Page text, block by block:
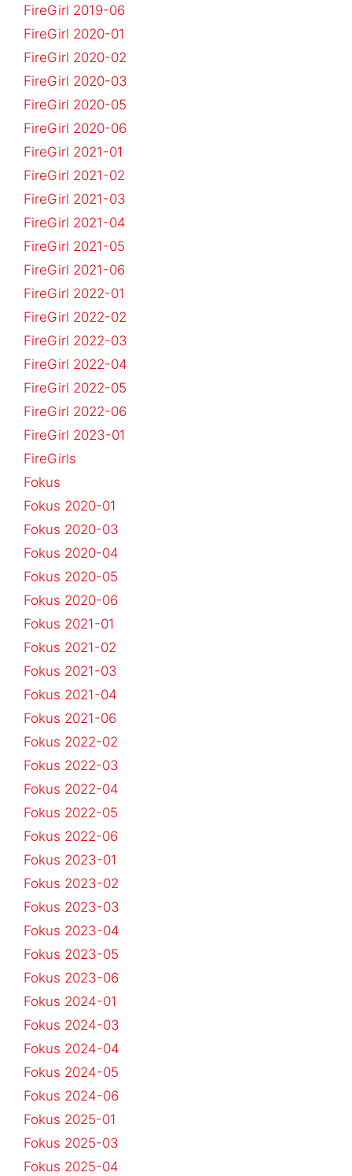
FireGirl 2019-06
FireGirl 2020-01
FireGirl 2020-02
FireGirl 2020-03
FireGirl 2020-05
FireGirl 2020-06
FireGirl 2021-01
FireGirl 2021-02
FireGirl 2021-03
FireGirl 2021-04
FireGirl 2021-05
FireGirl 2021-06
FireGirl 2022-01
FireGirl 2022-02
FireGirl 2022-03
FireGirl 2022-04
FireGirl 2022-05
FireGirl 2022-06
FireGirl 2023-01
FireGirls
Fokus
Fokus 2020-01
Fokus 2020-03
Fokus 2020-04
Fokus 2020-05
Fokus 2020-06
Fokus 2021-01
Fokus 2021-02
Fokus 2021-03
Fokus 2021-04
Fokus 2021-06
Fokus 2022-02
Fokus 2022-03
Fokus 2022-04
Fokus 2022-05
Fokus 2022-06
Fokus 2023-01
Fokus 2023-02
Fokus 2023-03
Fokus 2023-04
Fokus 2023-05
Fokus 2023-06
Fokus 2024-01
Fokus 2024-03
Fokus 2024-04
Fokus 2024-05
Fokus 2024-06
Fokus 2025-01
Fokus 2025-03
Fokus 2025-04